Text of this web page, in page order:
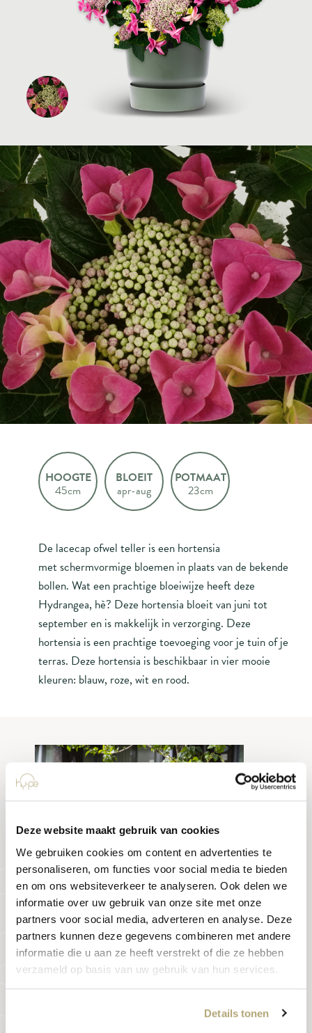
Deze website maakt gebruik van cookies
We gebruiken cookies om content en advertenties te
personaliseren, om functies voor social media te bieden
en om ons websiteverkeer te analyseren. Ook delen we
informatie over uw gebruik van onze site met onze
partners voor social media, adverteren en analyse. Deze
partners kunnen deze gegevens combineren met andere
informatie die u aan ze heeft verstrekt of die ze hebben
verzameld op basis van uw gebruik van hun services.
Details tonen
HOOGTE
45cm
BLOEIT
apr-aug
POTMAAT
23cm
De lacecap ofwel teller is een hortensia
met schermvormige bloemen in plaats van de bekende
bollen. Wat een prachtige bloeiwijze heeft deze
Hydrangea, hè? Deze hortensia bloeit van juni tot
september en is makkelijk in verzorging. Deze
hortensia is een prachtige toevoeging voor je tuin of je
terras. Deze hortensia is beschikbaar in vier mooie
kleuren: blauw, roze, wit en rood.
Verzorging
Zon